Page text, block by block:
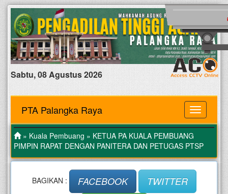
Sabtu, 08 Agustus 2026
MENU
PTA Palangka Raya
» Kuala Pembuang » KETUA PA KUALA PEMBUANG
PIMPIN RAPAT DENGAN PANITERA DAN PETUGAS PTSP
BAGIKAN : FACEBOOK
TWITTER